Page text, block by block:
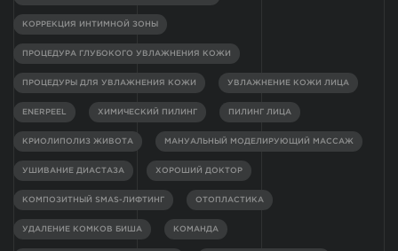
КОРРЕКЦИЯ ИНТИМНОЙ ЗОНЫ
ПРОЦЕДУРА ГЛУБОКОГО УВЛАЖНЕНИЯ КОЖИ
ПРОЦЕДУРЫ ДЛЯ УВЛАЖНЕНИЯ КОЖИ УВЛАЖНЕНИЕ КОЖИ ЛИЦА
ENERPEEL ХИМИЧЕСКИЙ ПИЛИНГ ПИЛИНГ ЛИЦА
КРИОЛИПОЛИЗ ЖИВОТА МАНУАЛЬНЫЙ МОДЕЛИРУЮЩИЙ МАССАЖ
УШИВАНИЕ ДИАСТАЗА ХОРОШИЙ ДОКТОР
КОМПОЗИТНЫЙ SMAS-ЛИФТИНГ ОТОПЛАСТИКА
УДАЛЕНИЕ КОМКОВ БИША КОМАНДА